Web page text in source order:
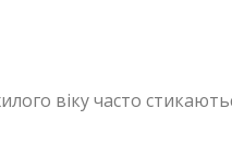
віку часто